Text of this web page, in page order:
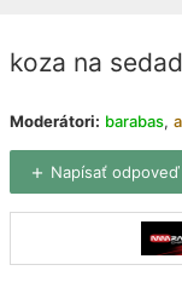
koza na
Moderátori: barabas,
Napísať odpoveď